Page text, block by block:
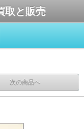
取と販売
次の商品へ